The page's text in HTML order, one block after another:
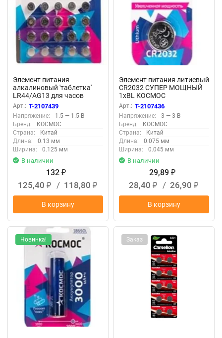
Элемент питания
алкалиновый 'таблетка'
LR44/AG13 для часов
(уп.20шт) КОСМОС
KOCG13(LR44)20BL
Арт.: T-2107439
Напряжение:
1.5 — 1.5 В
Бренд:
КОСМОС
Страна:
Китай
Длина:
0.13 мм
Ширина:
0.125 мм
В наличии
132 ₽
125,40 ₽ / 118,80 ₽
В корзину
Элемент питания литиевый
CR2032 СУПЕР МОЩНЫЙ
1хBL КОСМОС
KOC2032PBL1
Арт.: T-2107436
Напряжение:
3 — 3 В
Бренд:
КОСМОС
Страна:
Китай
Длина:
0.075 мм
Ширина:
0.045 мм
В наличии
29,89 ₽
28,40 ₽ / 26,90 ₽
В корзину
Новинка! Заказ